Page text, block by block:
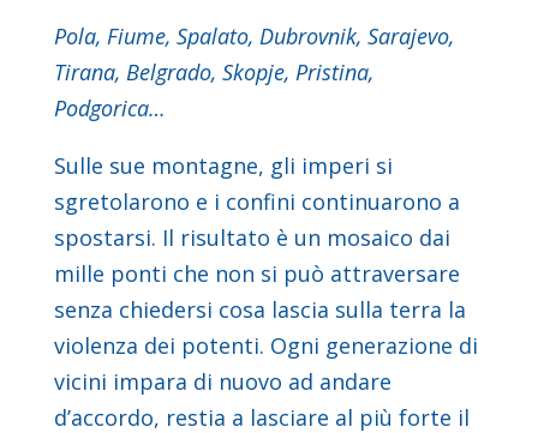
Pola, Fiume, Spalato, Dubrovnik, Sarajevo,
Tirana, Belgrado, Skopje, Pristina,
Podgorica…
Sulle sue montagne, gli imperi si
sgretolarono e i confini continuarono a
spostarsi. Il risultato è un mosaico dai
mille ponti che non si può attraversare
senza chiedersi cosa lascia sulla terra la
violenza dei potenti. Ogni generazione di
vicini impara di nuovo ad andare
d’accordo, restia a lasciare al più forte il